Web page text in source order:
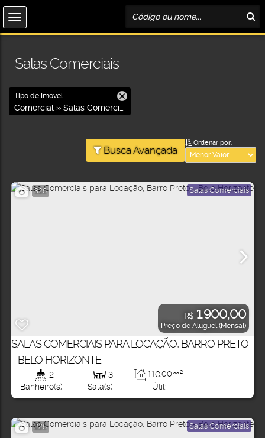
Salas Comerciais
Tipo de Imóvel:
Comercial » Salas Comerciais
Busca Avançada
Ordenar por:
326 Salas Comerciais
R$ 1.900,00
Preço de Aluguel (Mensal)
SALAS COMERCIAIS PARA LOCAÇÃO, BARRO PRETO
- BELO HORIZONTE
2
Banheiro(s)
3
Sala(s)
Útil:
110.00m²
226 Salas Comerciais